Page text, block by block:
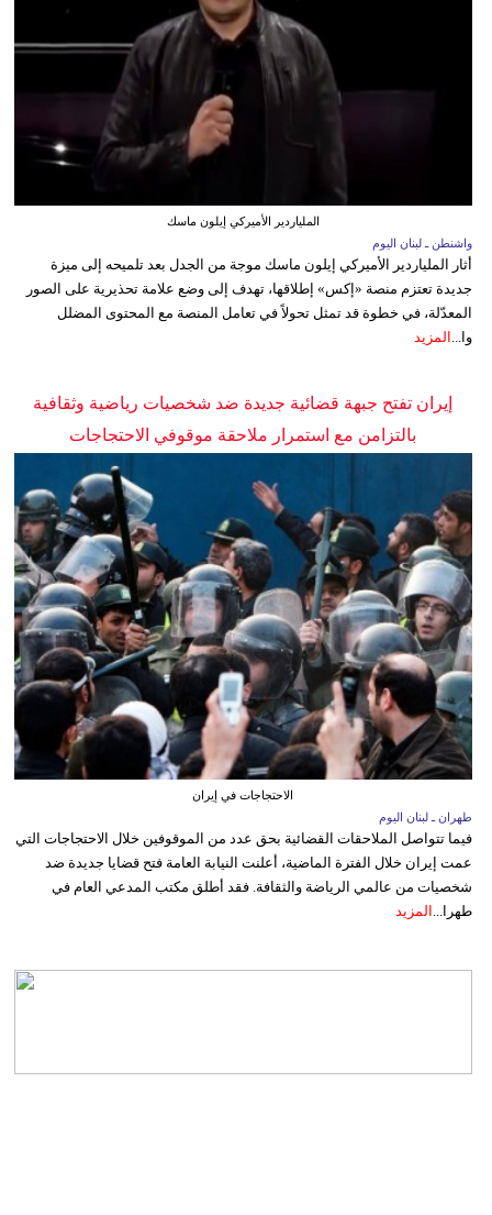
الملياردير الأميركي إيلون ماسك
واشنطن ـ لبنان اليوم
أثار الملياردير الأميركي إيلون ماسك موجة من الجدل بعد تلميحه إلى ميزة
جديدة تعتزم منصة «إكس» إطلاقها، تهدف إلى وضع علامة تحذيرية على الصور
المعدّلة، في خطوة قد تمثل تحولاً في تعامل المنصة مع المحتوى المضلل
وا... المزيد
إيران تفتح جبهة قضائية جديدة ضد شخصيات رياضية وثقافية
بالتزامن مع استمرار ملاحقة موقوفي الاحتجاجات
الاحتجاجات في إيران
طهران ـ لبنان اليوم
فيما تتواصل الملاحقات القضائية بحق عدد من الموقوفين خلال الاحتجاجات التي
عمت إيران خلال الفترة الماضية، أعلنت النيابة العامة فتح قضايا جديدة ضد
شخصيات من عالمي الرياضة والثقافة. فقد أطلق مكتب المدعي العام في
طهرا... المزيد